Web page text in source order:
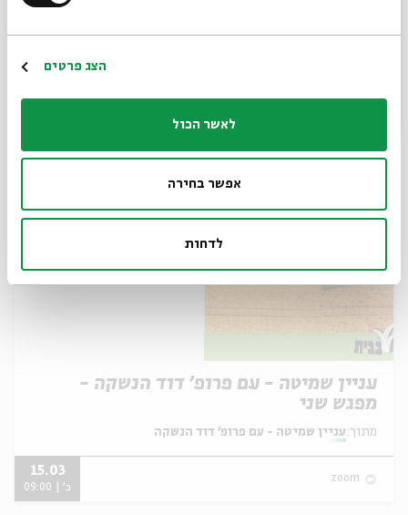
הצג פרטים
לאשר הכול
אפשר בחירה
לדחות
עניין שמיטה - עם פרופ' דוד הנשקה -
עניין שמיטה - עם פרופ' דוד הנשקה -
מפגש שני
מתוך: עניין שמיטה - עם פרופ' דוד הנשקה
zoom
15.03
ב' | 09:00